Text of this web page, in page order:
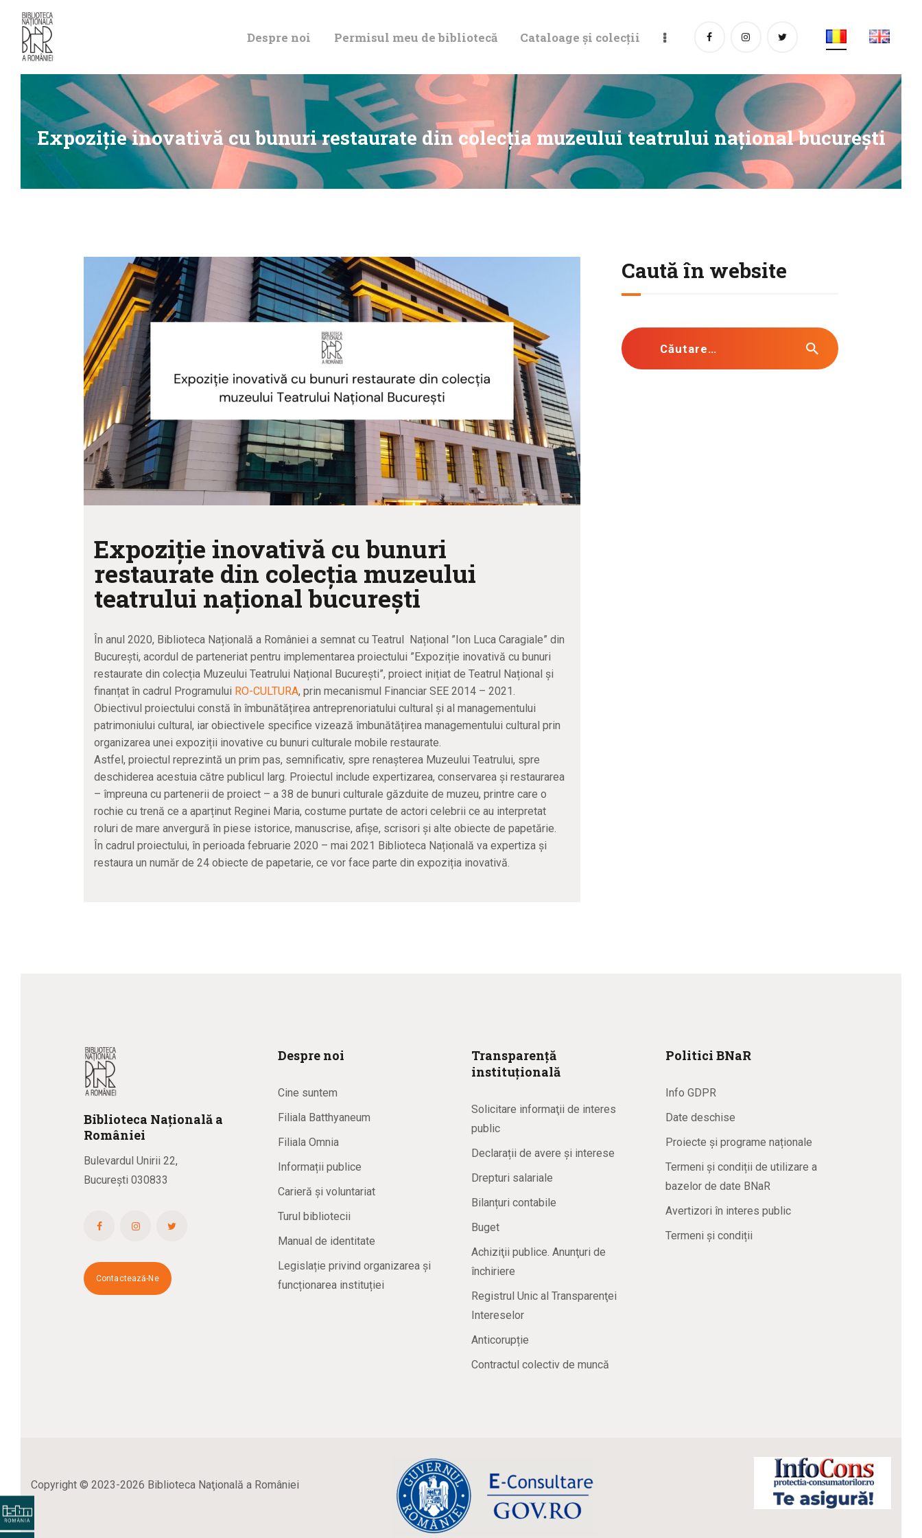
Despre noi Permisul meu de bibliotecă Cataloage și colecții
Expoziție inovativă cu bunuri restaurate din colecția muzeului teatrului național bucurești
DE BIBLIOTECĂ
CATALOAGE ȘI
COLECȚII
EVENIMENTE
CULTURALE
SPAȚII
NOUTĂȚI
Expoziție inovativă cu bunuri
restaurate din colecția muzeului
teatrului național bucurești
În anul 2020, Biblioteca Națională a României a semnat cu Teatrul Național ”Ion Luca Caragiale” din
București, acordul de parteneriat pentru implementarea proiectului ”Expoziție inovativă cu bunuri
restaurate din colecția Muzeului Teatrului Național București”, proiect inițiat de Teatrul Național și
finanțat în cadrul Programului RO-CULTURA, prin mecanismul Financiar SEE 2014 – 2021.
Obiectivul proiectului constă în îmbunătățirea antreprenoriatului cultural și al managementului
patrimoniului cultural, iar obiectivele specifice vizează îmbunătățirea managementului cultural prin
organizarea unei expoziții inovative cu bunuri culturale mobile restaurate.
Astfel, proiectul reprezintă un prim pas, semnificativ, spre renașterea Muzeului Teatrului, spre
deschiderea acestuia către publicul larg. Proiectul include expertizarea, conservarea și restaurarea
– împreuna cu partenerii de proiect – a 38 de bunuri culturale găzduite de muzeu, printre care o
rochie cu trenă ce a aparținut Reginei Maria, costume purtate de actori celebrii ce au interpretat
roluri de mare anvergură în piese istorice, manuscrise, afișe, scrisori și alte obiecte de papetărie.
În cadrul proiectului, în perioada februarie 2020 – mai 2021 Biblioteca Națională va expertiza și
restaura un număr de 24 obiecte de papetarie, ce vor face parte din expoziția inovativă.
Caută în website
Biblioteca Națională a
României
Bulevardul Unirii 22,
București 030833
Contactează-Ne
Despre noi
Cine suntem
Filiala Batthyaneum
Filiala Omnia
Informații publice
Carieră și voluntariat
Turul bibliotecii
Manual de identitate
Legislație privind organizarea și
funcționarea instituției
Transparență
instituțională
Solicitare informaţii de interes
public
Declarații de avere și interese
Drepturi salariale
Bilanțuri contabile
Buget
Achiziţii publice. Anunţuri de
închiriere
Registrul Unic al Transparenţei
Intereselor
Anticorupție
Contractul colectiv de muncă
Politici BNaR
Info GDPR
Date deschise
Proiecte și programe naționale
Termeni și condiții de utilizare a
bazelor de date BNaR
Avertizori în interes public
Termeni și condiții
Copyright © 2023-2026 Biblioteca Naţională a României